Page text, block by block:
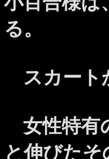
る。
スカート
女性特有
と伸びた